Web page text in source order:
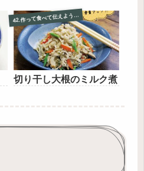
り方】かぼちゃ、にんじん、
ピーマンはそれぞれ皮や種を
とり、１．５cm角に切る。か
ぼちゃとにんじんは堅めにゆ
でて...
4 2.作って食べて伝えよう おうちでクッキング集
切り干し大根のミルク煮